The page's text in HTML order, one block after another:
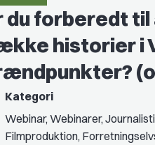
du forberedt til
historier i
Kategori
Webinar, Webinarer,
Filmproduktion,